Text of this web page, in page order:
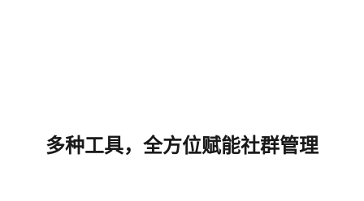
多种工具，全方位赋能社群管理